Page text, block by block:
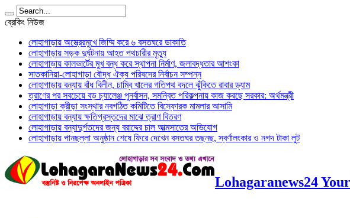
ব্রেকিং নিউজ
লোহাগাড়ায় অস্ত্রেরমুখে জিম্মি করে ৬ বসতঘরে ডাকাতি
লোহাগাড়ায় সড়ক দুর্ঘটনায় আহত পথচারীর মৃত্যু
লোহাগাড়ায় কালভার্টের মুখ বন্ধ করে স্থাপনা নির্মাণ, জলাবদ্ধতার আশংকা
সাতকানিয়া-লোহাগাড়া বৌদ্ধ ঐক্য পরিষদের নির্বাচন সম্পন্ন
লোহাগাড়ায় বন্যায় বাঁধ বিলীন, চাম্বি খালের গতিপথ বদলে ঝুঁকিতে রাবার ড্যাম
ত্রাণের পর সবচেয়ে বড় চ্যালেঞ্জ পুনর্বাসন, সমন্বিত পরিকল্পনায় কাজ করছে সরকার: অর্থমন্ত্রী
লোহাগাড়া ক্রীড়া সংস্থার নবগঠিত কমিটিতে বিস্ফোরক মামলার আসামি
লোহাগাড়ায় বন্যায় ক্ষতিগ্রস্তদের মাঝে ত্রাণ বিতরণ
লোহাগাড়ায় বন্যাদুর্গতদের জন্য বরাদ্দের চাল আত্মসাতের অভিযোগ
লোহাগাড়ায় পানছল্লা অনুষ্ঠান শেষে ফিরে দেখেন বসতঘর তছনছ, স্বর্ণালংকার ও নগদ টাকা লুট
Lohagaranews24